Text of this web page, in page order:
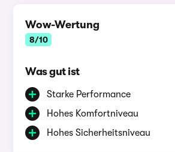
Wow-Wertung
8/10
Was gut ist
Starke Performance
Hohes Komfortniveau
Hohes Sicherheitsniveau